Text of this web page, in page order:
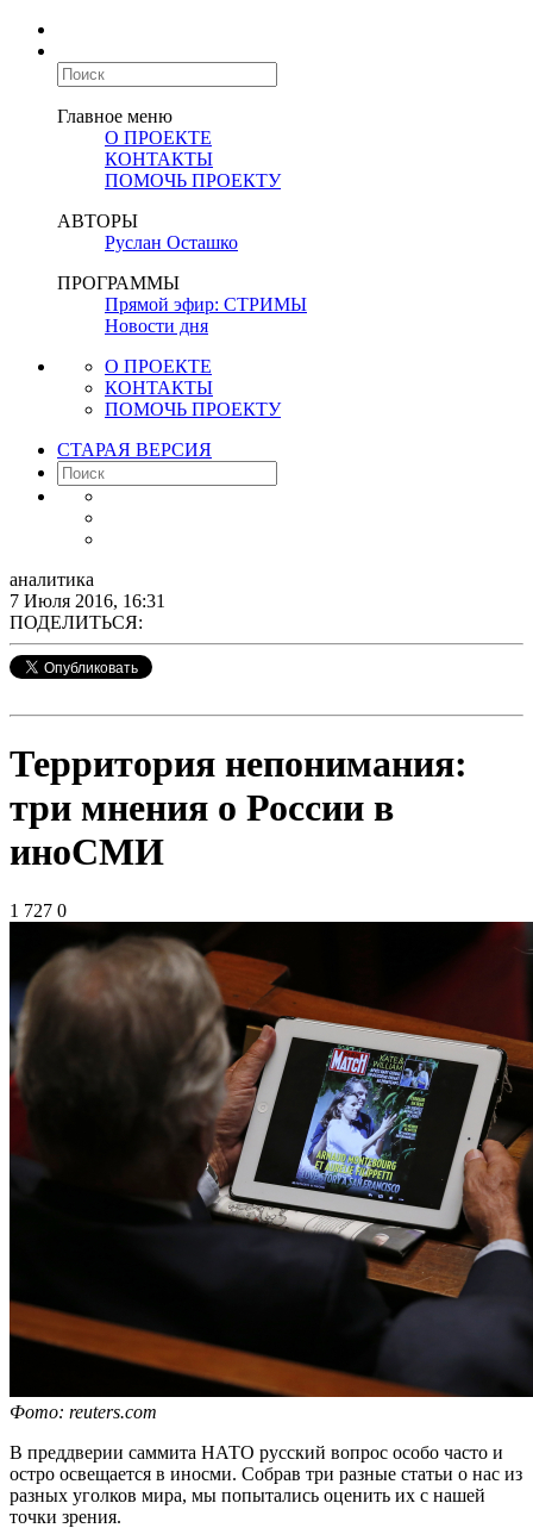
Главное меню
О ПРОЕКТЕ
КОНТАКТЫ
ПОМОЧЬ ПРОЕКТУ
АВТОРЫ
Руслан Осташко
ПРОГРАММЫ
Прямой эфир: СТРИМЫ
Новости дня
О ПРОЕКТЕ
КОНТАКТЫ
ПОМОЧЬ ПРОЕКТУ
СТАРАЯ ВЕРСИЯ
аналитика
7 Июля 2016, 16:31
ПОДЕЛИТЬСЯ:
Территория непонимания:
три мнения о России в
иноСМИ
1 727 0
Фото: reuters.com
В преддверии саммита НАТО русский вопрос особо часто и
остро освещается в иносми. Собрав три разные статьи о нас из
разных уголков мира, мы попытались оценить их с нашей
точки зрения.